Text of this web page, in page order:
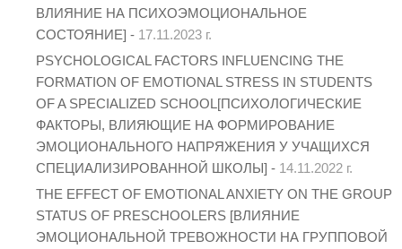
ВЛИЯНИЕ НА ПСИХОЭМОЦИОНАЛЬНОЕ
СОСТОЯНИЕ] - 17.11.2023 г.
PSYCHOLOGICAL FACTORS INFLUENCING THE
FORMATION OF EMOTIONAL STRESS IN STUDENTS
OF A SPECIALIZED SCHOOL[ПСИХОЛОГИЧЕСКИЕ
ФАКТОРЫ, ВЛИЯЮЩИЕ НА ФОРМИРОВАНИЕ
ЭМОЦИОНАЛЬНОГО НАПРЯЖЕНИЯ У УЧАЩИХСЯ
СПЕЦИАЛИЗИРОВАННОЙ ШКОЛЫ] - 14.11.2022 г.
THE EFFECT OF EMOTIONAL ANXIETY ON THE GROUP
STATUS OF PRESCHOOLERS [ВЛИЯНИЕ
ЭМОЦИОНАЛЬНОЙ ТРЕВОЖНОСТИ НА ГРУППОВОЙ